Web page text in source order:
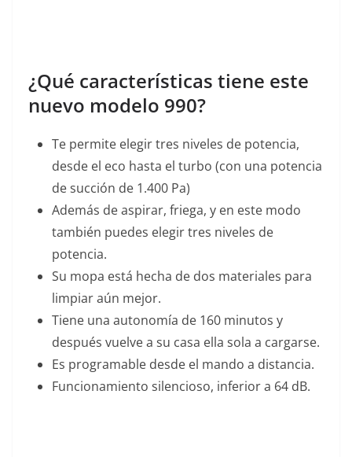
¿Qué características tiene este
nuevo modelo 990?
Te permite elegir tres niveles de potencia,
desde el eco hasta el turbo (con una potencia
de succión de 1.400 Pa)
Además de aspirar, friega, y en este modo
también puedes elegir tres niveles de
potencia.
Su mopa está hecha de dos materiales para
limpiar aún mejor.
Tiene una autonomía de 160 minutos y
después vuelve a su casa ella sola a cargarse.
Es programable desde el mando a distancia.
Funcionamiento silencioso, inferior a 64 dB.